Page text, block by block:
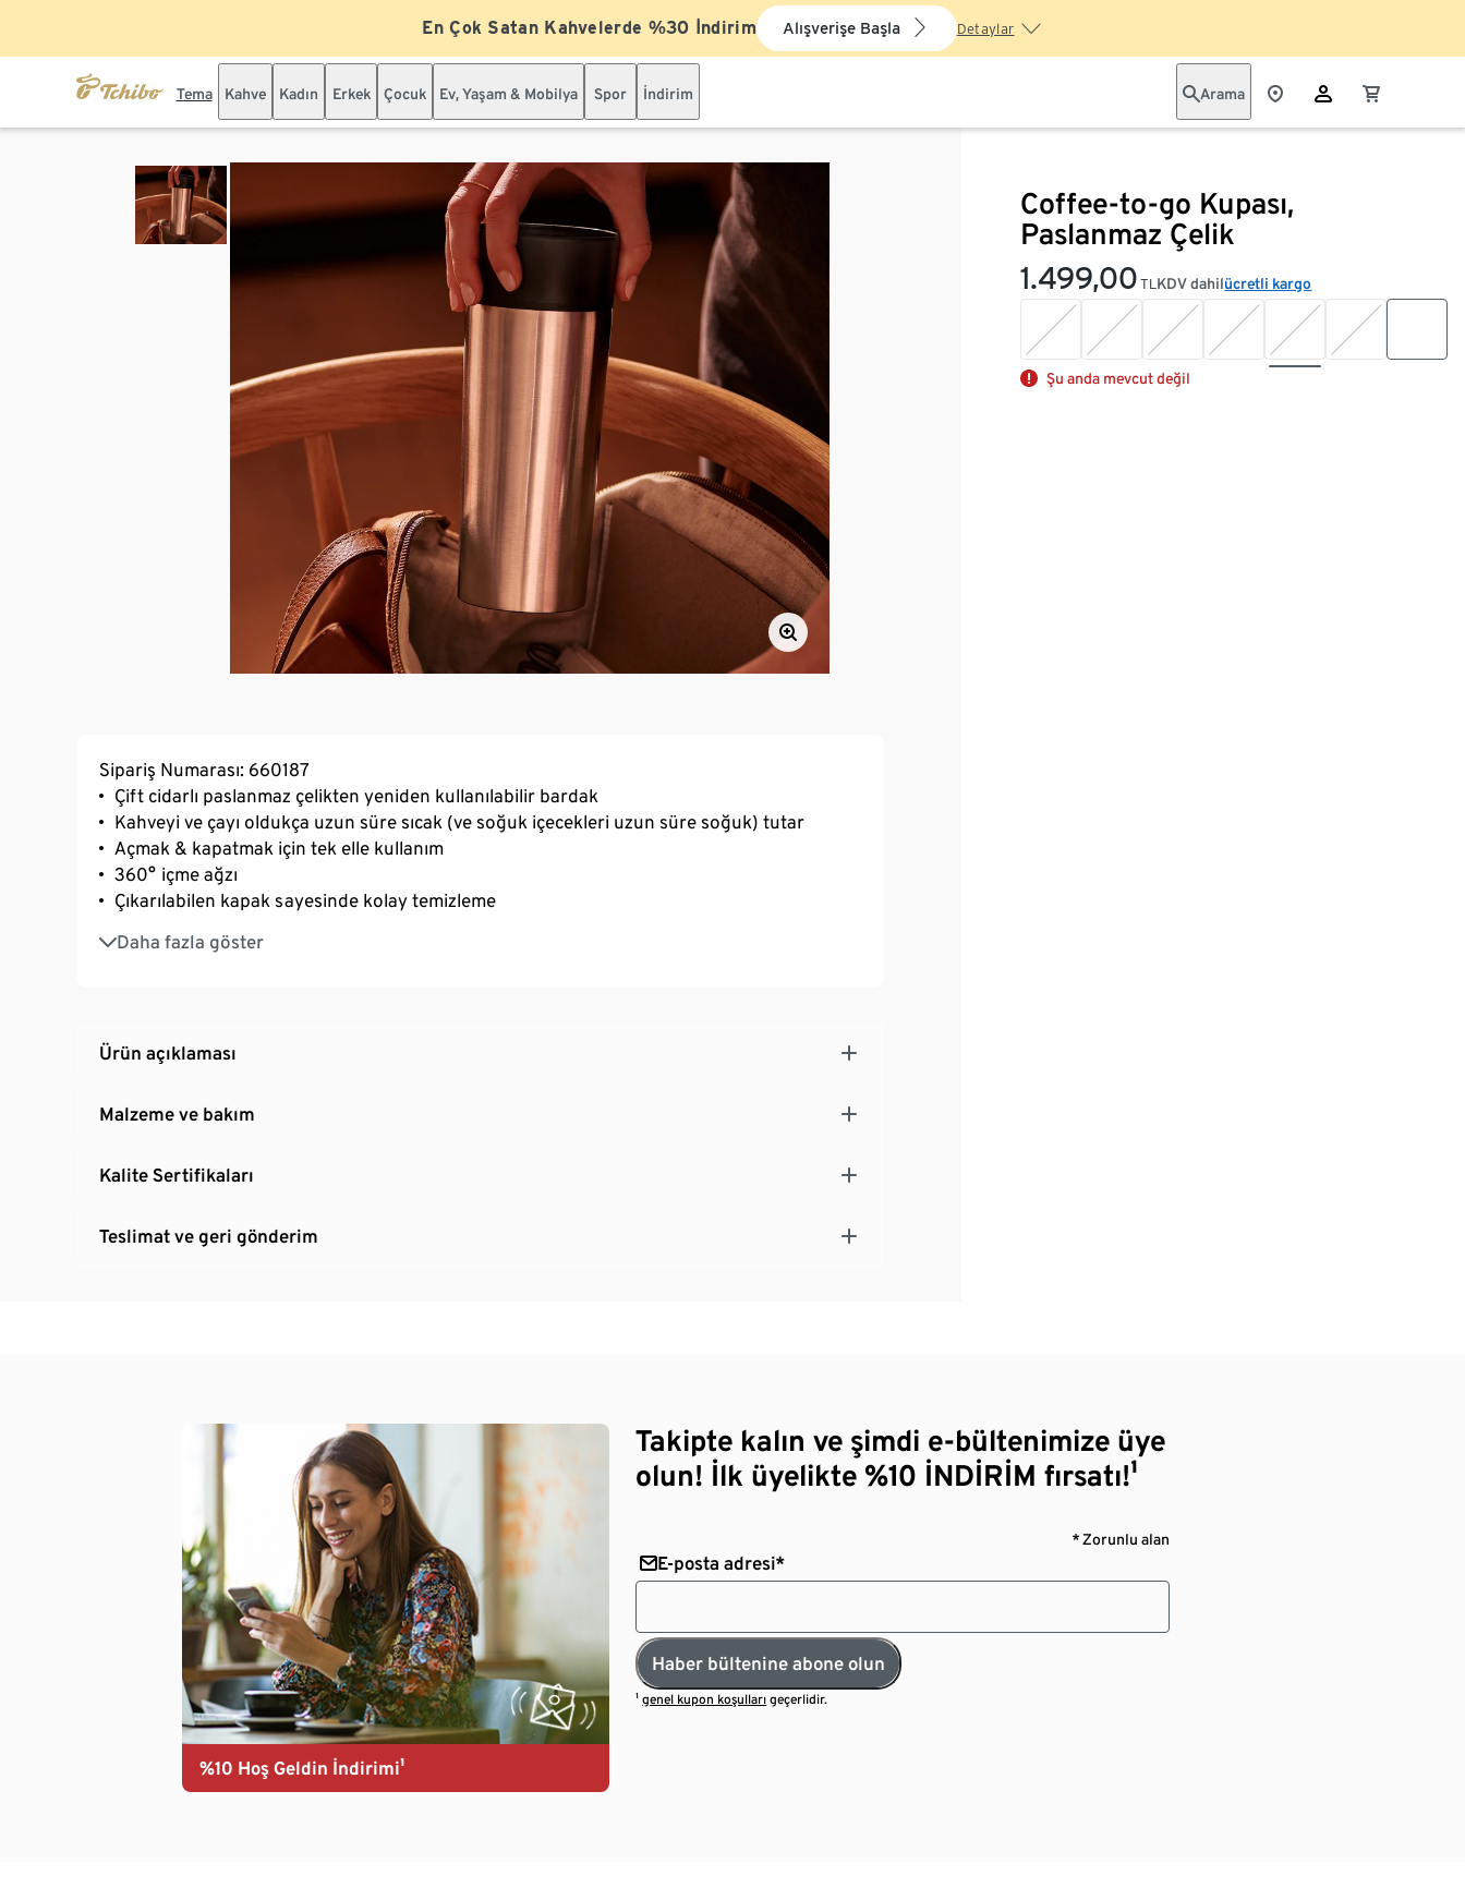
En Çok Satan Kahvelerde %30 İndirim Alışverişe Başla Detaylar
Tema Kahve Kadın Erkek Çocuk Ev, Yaşam & Mobilya Spor İndirim Arama
Coffee-to-go Kupası,
Paslanmaz Çelik
1.499,00 TLKDV dahilücretli kargo
Şu anda mevcut değil
Sipariş Numarası: 660187
Çift cidarlı paslanmaz çelikten yeniden kullanılabilir bardak
Kahveyi ve çayı oldukça uzun süre sıcak (ve soğuk içecekleri uzun süre soğuk) tutar
Açmak & kapatmak için tek elle kullanım
360° içme ağzı
Çıkarılabilen kapak sayesinde kolay temizleme
Daha fazla göster
Yaklaşık 300 ml kapasite
Bulaşık makinesinde yıkanabilir (ECO 55° C.)
Ürün açıklaması
Malzeme ve bakım
Kalite Sertifikaları
Teslimat ve geri gönderim
%10 Hoş Geldin İndirimi¹
Takipte kalın ve şimdi e-bültenimize üye
olun! İlk üyelikte %10 İNDİRİM fırsatı!¹
* Zorunlu alan
E-posta adresi*
Haber bültenine abone olun
¹genel kupon koşulları geçerlidir.